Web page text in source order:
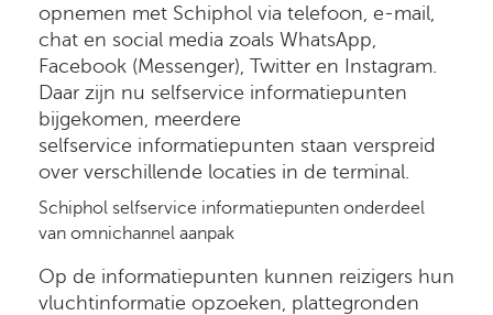
opnemen met Schiphol via telefoon, e-mail,
chat en social media zoals WhatsApp,
Facebook (Messenger), Twitter en Instagram.
Daar zijn nu selfservice informatiepunten
bijgekomen, meerdere
selfservice informatiepunten staan verspreid
over verschillende locaties in de terminal.
Schiphol selfservice informatiepunten onderdeel
van omnichannel aanpak
Op de informatiepunten kunnen reizigers hun
vluchtinformatie opzoeken, plattegronden